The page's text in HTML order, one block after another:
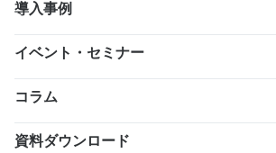
導入事例
イベント・セミナー
コラム
資料ダウンロード